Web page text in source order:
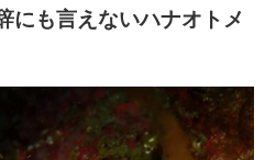
にも言えないハナオトメ